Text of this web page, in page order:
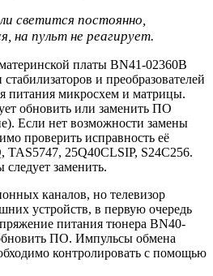
светится постоянно,
на пульт не реагирует.
платы BN41-02360B
и преобразователей
питания микросхем и матрицы.
обновить или заменить ПО
Если нет возможности замены
проверить исправность её
TAS5747, 25Q40CLSIP, S24C256.
заменить.
каналов, но телевизор
устройств, в первую очередь
питания тюнера BN40-
ПО. Импульсы обмена
контролировать с помощью